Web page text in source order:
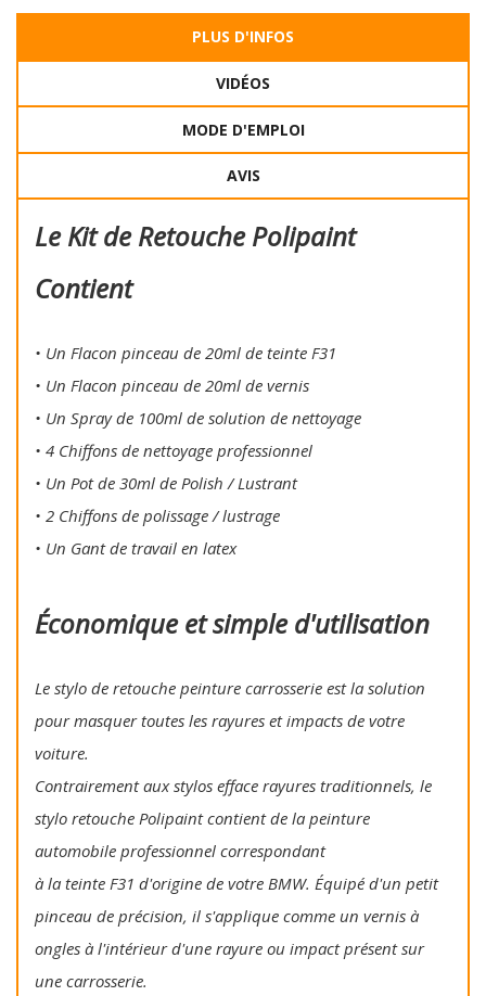
PLUS D'INFOS
VIDÉOS
MODE D'EMPLOI
AVIS
Le Kit de Retouche Polipaint
Contient
• Un Flacon pinceau de 20ml de teinte F31
• Un Flacon pinceau de 20ml de vernis
• Un Spray de 100ml de solution de nettoyage
• 4 Chiffons de nettoyage professionnel
• Un Pot de 30ml de Polish / Lustrant
• 2 Chiffons de polissage / lustrage
• Un Gant de travail en latex
Économique et simple d'utilisation
Le stylo de retouche peinture carrosserie est la solution
pour masquer toutes les rayures et impacts de votre
voiture.
Contrairement aux stylos efface rayures traditionnels, le
stylo retouche Polipaint contient de la peinture
automobile professionnel correspondant
à la teinte F31 d'origine de votre BMW. Équipé d'un petit
pinceau de précision, il s'applique comme un vernis à
ongles à l'intérieur d'une rayure ou impact présent sur
une carrosserie.